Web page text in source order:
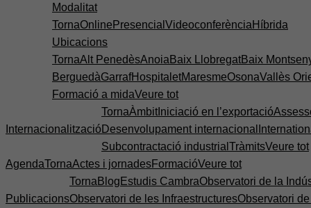
Modalitat
TornaOnline Presencial Videoconferència Híbrida
Ubicacions
TornaAlt PenedèsAnoia Baix LlobregatBaix
BerguedàGarrafHospitaletMaresmeOsonaVallès
Formació a midaVeure tot
Internacionalització
TornaÀmbit Iniciació en l’exportació
Desenvolupament internacional
Subcontractació industrial TràmitsVeure tot
AgendaTornaActes i jornadesFormacióVeure tot
Publicacions
Torna Blog Estudis CambraObservatori de la
Observatori de les InfraestructuresObservatori